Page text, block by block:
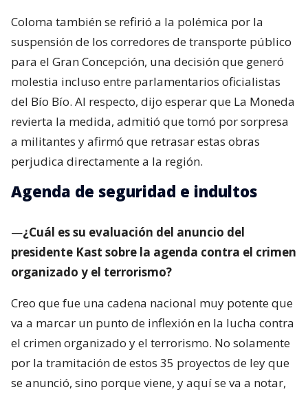
Coloma también se refirió a la polémica por la
suspensión de los corredores de transporte público
para el Gran Concepción, una decisión que generó
molestia incluso entre parlamentarios oficialistas
del Bío Bío. Al respecto, dijo esperar que La Moneda
revierta la medida, admitió que tomó por sorpresa
a militantes y afirmó que retrasar estas obras
perjudica directamente a la región.
Agenda de seguridad e indultos
—¿Cuál es su evaluación del anuncio del
presidente Kast sobre la agenda contra el crimen
organizado y el terrorismo?
Creo que fue una cadena nacional muy potente que
va a marcar un punto de inflexión en la lucha contra
el crimen organizado y el terrorismo. No solamente
por la tramitación de estos 35 proyectos de ley que
se anunció, sino porque viene, y aquí se va a notar,